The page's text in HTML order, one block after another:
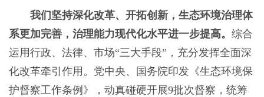
我们坚持深化改革、开拓创新，生态环境治理体
系更加完善，治理能力现代化水平进一步提高。 综合
运用行政、法律、市场“三大手段”，充分发挥全面深
化改革牵引作用。党中央、国务院印发《生态环境保
护督察工作条例》，动真碰硬开展9批次督察，统筹